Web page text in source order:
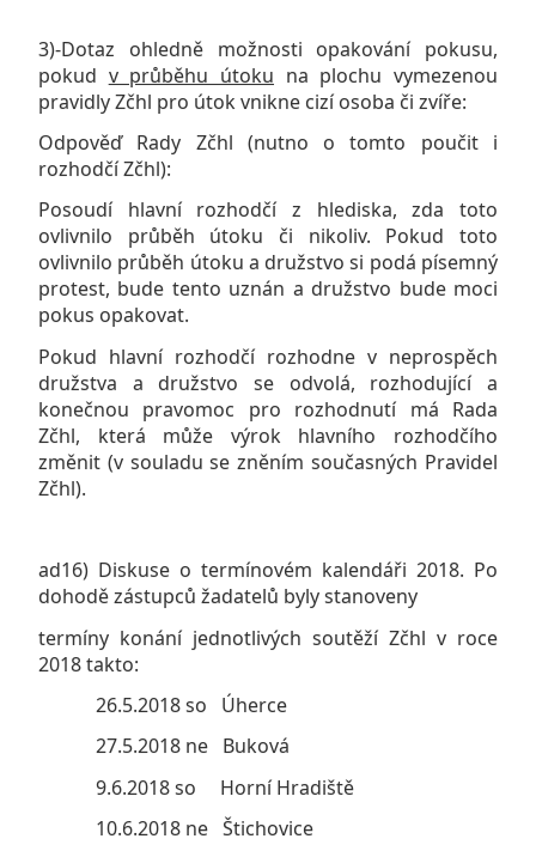
3)-Dotaz ohledně možnosti opakování pokusu,
pokud v průběhu útoku na plochu vymezenou
pravidly Zčhl pro útok vnikne cizí osoba či zvíře:
Odpověď Rady Zčhl (nutno o tomto poučit i
rozhodčí Zčhl):
Posoudí hlavní rozhodčí z hlediska, zda toto
ovlivnilo průběh útoku či nikoliv. Pokud toto
ovlivnilo průběh útoku a družstvo si podá písemný
protest, bude tento uznán a družstvo bude moci
pokus opakovat.
Pokud hlavní rozhodčí rozhodne v neprospěch
družstva a družstvo se odvolá, rozhodující a
konečnou pravomoc pro rozhodnutí má Rada
Zčhl, která může výrok hlavního rozhodčího
změnit (v souladu se zněním současných Pravidel
Zčhl).
ad16) Diskuse o termínovém kalendáři 2018. Po
dohodě zástupců žadatelů byly stanoveny
termíny konání jednotlivých soutěží Zčhl v roce
2018 takto:
26.5.2018 so Úherce
27.5.2018 ne Buková
9.6.2018 so Horní Hradiště
10.6.2018 ne Štichovice